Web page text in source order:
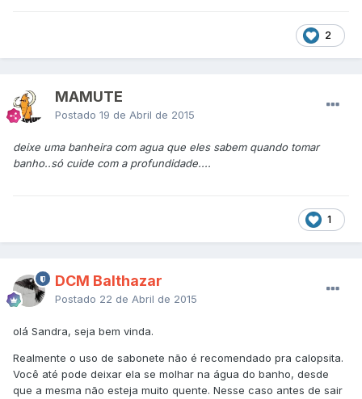
2
MAMUTE
Postado 19 de Abril de 2015
deixe uma banheira com agua que eles sabem quando tomar
banho..só cuide com a profundidade....
1
DCM Balthazar
Postado 22 de Abril de 2015
olá Sandra, seja bem vinda.
Realmente o uso de sabonete não é recomendado pra calopsita.
Você até pode deixar ela se molhar na água do banho, desde
que a mesma não esteja muito quente. Nesse caso antes de sair